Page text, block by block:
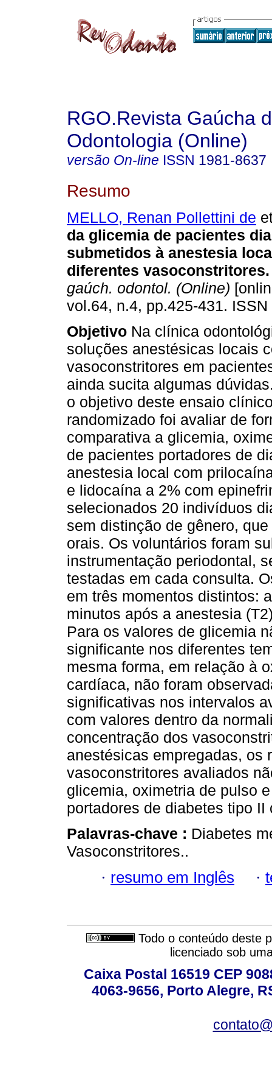
RGO.Revista Gaúcha
Odontologia (Online)
versão On-line ISSN 1981-8637
Resumo
MELLO, Renan Pollettini de
da glicemia de pacientes
submetidos à anestesia
diferentes vasoconstritores.
gaúch. odontol. (Online)
vol.64, n.4, pp.425-431.
Objetivo Na clínica
soluções anestésicas locais
vasoconstritores em
ainda sucita algumas
o objetivo deste ensaio
randomizado foi avaliar de
comparativa a glicemia,
de pacientes portadores de
anestesia local com
e lidocaína a 2% com
selecionados 20 indivíduos
sem distinção de gênero,
orais. Os voluntários foram
instrumentação periodontal,
testadas em cada consulta.
em três momentos distintos:
minutos após a anestesia
Para os valores de glicemia
significante nos diferentes
mesma forma, em relação à
cardíaca, não foram
significativas nos intervalos
com valores dentro da
concentração dos
anestésicas empregadas, os
vasoconstritores avaliados
glicemia, oximetria de pulso
portadores de diabetes tipo II
Palavras-chave : Diabetes
Vasoconstritores..
· resumo em Inglês ·
Todo o conteúdo deste
licenciado sob
Caixa Postal 16519 CEP
4063-9656, Porto Alegre,